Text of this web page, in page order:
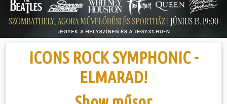
Sport
Szabadidő
Hasznos
ICONS ROCK SYMPHONIC -
ELMARAD!